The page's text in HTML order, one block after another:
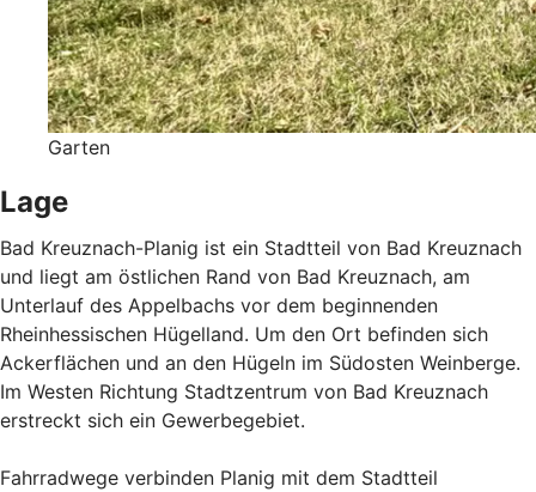
Garten
Lage
Bad Kreuznach-Planig ist ein Stadtteil von Bad Kreuznach
und liegt am östlichen Rand von Bad Kreuznach, am
Unterlauf des Appelbachs vor dem beginnenden
Rheinhessischen Hügelland. Um den Ort befinden sich
Ackerflächen und an den Hügeln im Südosten Weinberge.
Im Westen Richtung Stadtzentrum von Bad Kreuznach
erstreckt sich ein Gewerbegebiet.
Fahrradwege verbinden Planig mit dem Stadtteil